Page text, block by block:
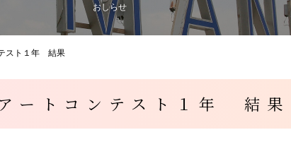
おしらせ
スト１年 結果
ートコンテスト１年 結果